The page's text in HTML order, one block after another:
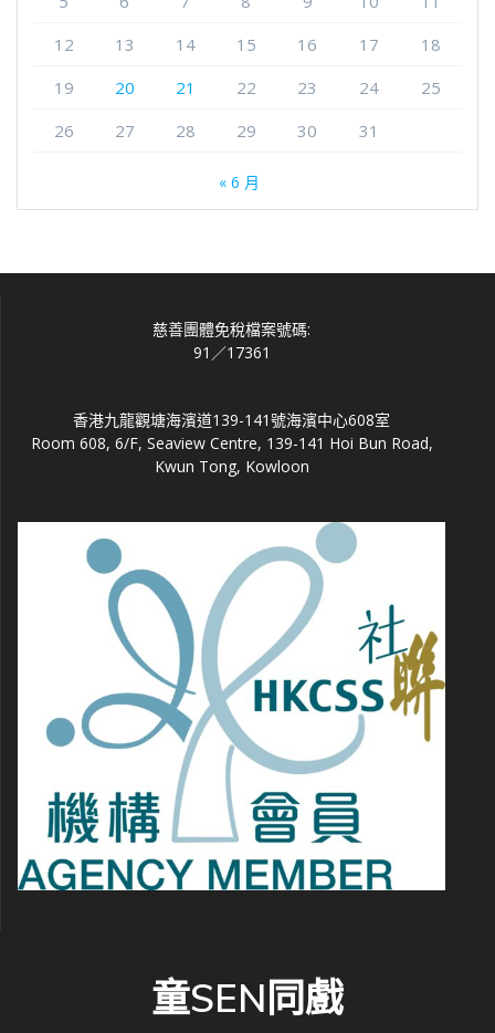
12
13 14 15 16 17
18
19
20 21 22 23 24
25
26
27 28 29 30 31
« 6 月
慈善團體免稅檔案號碼:
91／17361
香港九龍觀塘海濱道139-141號海濱中心608室
Room 608, 6/F, Seaview Centre, 139-141 Hoi Bun Road,
Kwun Tong, Kowloon
童SEN同戲